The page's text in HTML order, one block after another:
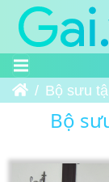
Trang chủ
Bộ sưu tập
Bộ